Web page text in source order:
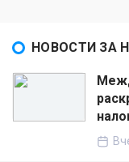
НОВОСТИ ЗА